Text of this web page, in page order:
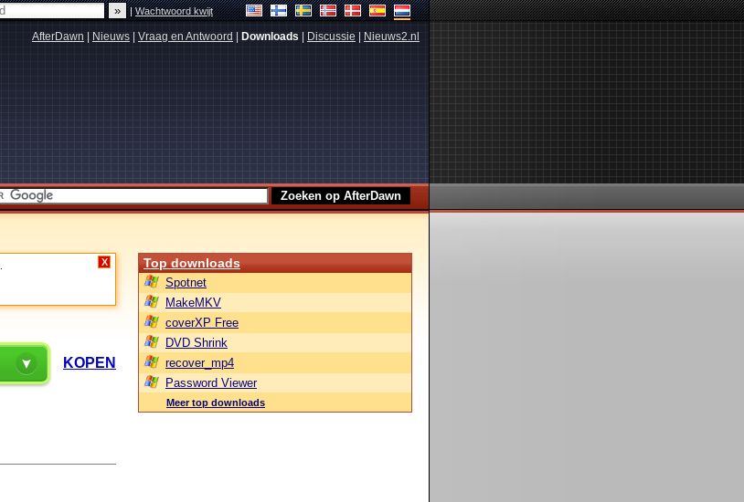
|Wachtwoord kwijt
AfterDawn Nieuws Vraag en Antwoord Downloads Discussie Nieuws2.nl
X
KOPEN
Top downloads
Spotnet
MakeMKV
coverXP Free
DVD Shrink
recover_mp4
Password Viewer
Meer top downloads